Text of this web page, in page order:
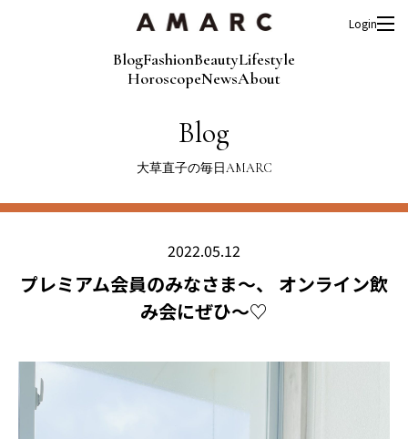
BlogFashionBeautyLifestyle
HoroscopeNewsAbout
Login
Blog
大草直子の毎日AMARC
2022.05.12
プレミアム会員のみなさま～、 オンライン飲
み会にぜひ～♡